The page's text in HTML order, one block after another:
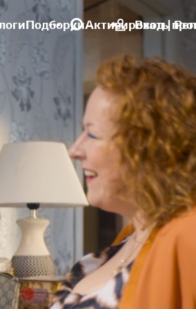
ПодборкиАктивировать
Вход |